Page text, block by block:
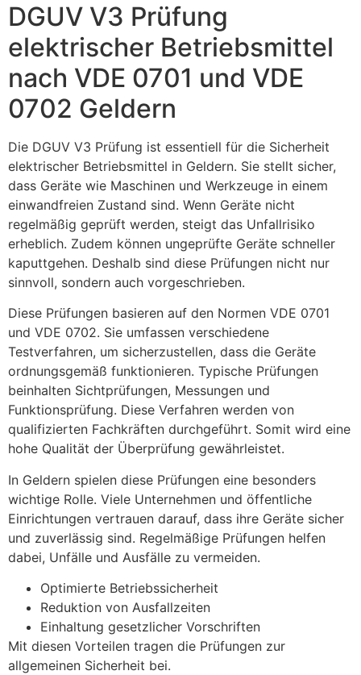
DGUV V3 Prüfung
elektrischer Betriebsmittel
nach VDE 0701 und VDE
0702 Geldern
Die DGUV V3 Prüfung ist essentiell für die Sicherheit
elektrischer Betriebsmittel in Geldern. Sie stellt sicher,
dass Geräte wie Maschinen und Werkzeuge in einem
einwandfreien Zustand sind. Wenn Geräte nicht
regelmäßig geprüft werden, steigt das Unfallrisiko
erheblich. Zudem können ungeprüfte Geräte schneller
kaputtgehen. Deshalb sind diese Prüfungen nicht nur
sinnvoll, sondern auch vorgeschrieben.
Diese Prüfungen basieren auf den Normen VDE 0701
und VDE 0702. Sie umfassen verschiedene
Testverfahren, um sicherzustellen, dass die Geräte
ordnungsgemäß funktionieren. Typische Prüfungen
beinhalten Sichtprüfungen, Messungen und
Funktionsprüfung. Diese Verfahren werden von
qualifizierten Fachkräften durchgeführt. Somit wird eine
hohe Qualität der Überprüfung gewährleistet.
In Geldern spielen diese Prüfungen eine besonders
wichtige Rolle. Viele Unternehmen und öffentliche
Einrichtungen vertrauen darauf, dass ihre Geräte sicher
und zuverlässig sind. Regelmäßige Prüfungen helfen
dabei, Unfälle und Ausfälle zu vermeiden.
Optimierte Betriebssicherheit
Reduktion von Ausfallzeiten
Einhaltung gesetzlicher Vorschriften
Mit diesen Vorteilen tragen die Prüfungen zur
allgemeinen Sicherheit bei.